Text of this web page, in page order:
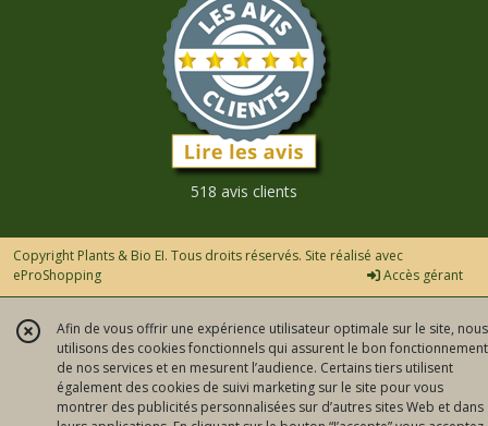
518 avis clients
Copyright Plants & Bio EI. Tous droits réservés. Site réalisé avec
eProShopping
Accès gérant
Afin de vous offrir une expérience utilisateur optimale sur le site, nous
utilisons des cookies fonctionnels qui assurent le bon fonctionnement
de nos services et en mesurent l’audience. Certains tiers utilisent
également des cookies de suivi marketing sur le site pour vous
montrer des publicités personnalisées sur d’autres sites Web et dans